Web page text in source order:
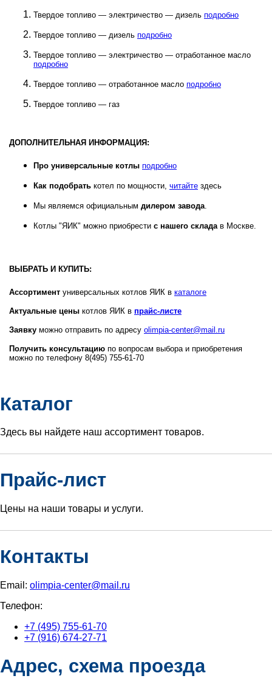
Твердое топливо — электричество — дизель подробно
Твердое топливо — дизель подробно
Твердое топливо — электричество — отработанное масло
подробно
Твердое топливо — отработанное масло подробно
Твердое топливо — газ
ДОПОЛНИТЕЛЬНАЯ ИНФОРМАЦИЯ:
Про универсальные котлы подробно
Как подобрать котел по мощности, читайте здесь
Мы являемся официальным дилером завода.
Котлы "ЯИК" можно приобрести с нашего складав Москве.
ВЫБРАТЬ И КУПИТЬ:
Ассортимент универсальных котлов ЯИК в каталоге
Актуальные цены котлов ЯИК в прайс-листе
Заявку можно отправить по адресу olimpia-center@mail.ru
Получить консультацию по вопросам выбора и приобретения
можно по телефону 8(495) 755-61-70
Каталог
Здесь вы найдете наш ассортимент товаров.
Прайс-лист
Цены на наши товары и услуги.
Контакты
Email: olimpia-center@mail.ru
Телефон:
+7 (495) 755-61-70
+7 (916) 674-27-71
Адрес, схема проезда